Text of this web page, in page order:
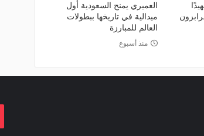
العميري يمنح السعودية أول
ميدالية في تاريخها ببطولات
العالم للمبارزة
منذ أسبوع